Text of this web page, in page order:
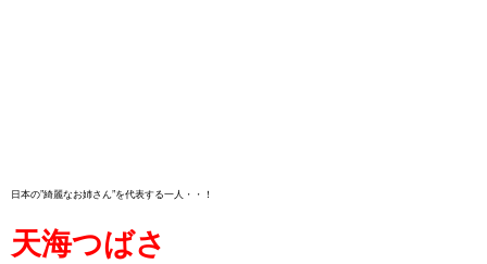
日本の”綺麗なお姉さん”を代表する一人・・！
天海つばさ